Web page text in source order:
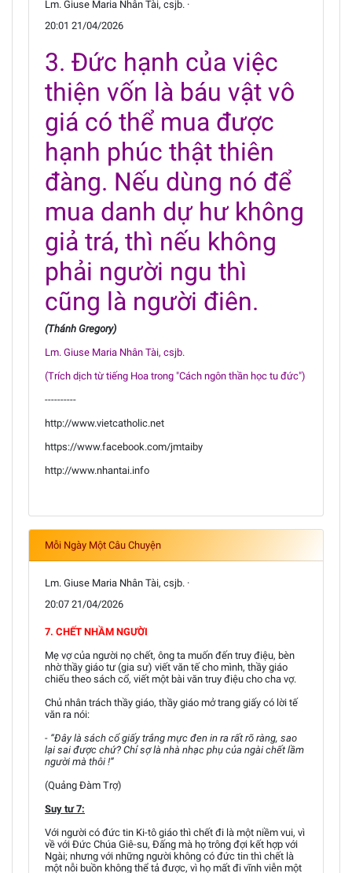
Lm. Giuse Maria Nhân Tài, csjb. ·
20:01 21/04/2026
3. Đức hạnh của việc
thiện vốn là báu vật vô
giá có thể mua được
hạnh phúc thật thiên
đàng. Nếu dùng nó để
mua danh dự hư không
giả trá, thì nếu không
phải người ngu thì
cũng là người điên.
(Thánh Gregory)
Lm. Giuse Maria Nhân Tài, csjb.
(Trích dịch từ tiếng Hoa trong "Cách ngôn thần học tu đức")
----------
http://www.vietcatholic.net
https://www.facebook.com/jmtaiby
http://www.nhantai.info
Mỗi Ngày Một Câu Chuyện
Lm. Giuse Maria Nhân Tài, csjb. ·
20:07 21/04/2026
7. CHẾT NHẦM NGƯỜI
Mẹ vợ của người nọ chết, ông ta muốn đến truy điệu, bèn
nhờ thầy giáo tư (gia sư) viết văn tế cho mình, thầy giáo
chiếu theo sách cổ, viết một bài văn truy điệu cho cha vợ.
Chủ nhân trách thầy giáo, thầy giáo mở trang giấy có lời tế
văn ra nói:
- “Đây là sách cổ giấy trắng mực đen in ra rất rõ ràng, sao
lại sai được chứ? Chỉ sợ là nhà nhạc phụ của ngài chết lầm
người mà thôi !”
(Quảng Đàm Trợ)
Suy tư 7:
Với người có đức tin Ki-tô giáo thì chết đi là một niềm vui, vì
về với Đức Chúa Giê-su, Đấng mà họ trông đợi kết hợp với
Ngài; nhưng với những người không có đức tin thì chết là
một nỗi buồn không thể tả được, vì họ mất đi vĩnh viễn một